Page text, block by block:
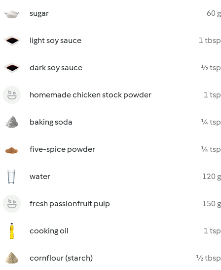
sugar 60 g
light soy sauce 1 tbsp
dark soy sauce ½ tsp
homemade chicken stock powder 1 tsp
baking soda ¼ tsp
five-spice powder ¼ tsp
water 120 g
fresh passionfruit pulp 150 g
cooking oil 1 tsp
cornflour (starch) ½ tbsp